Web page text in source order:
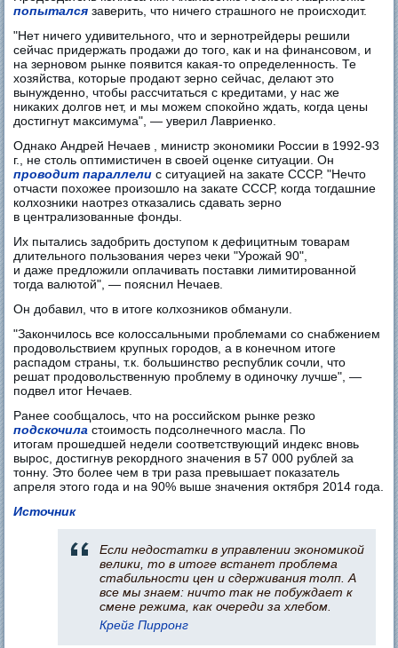
попытался заверить, что ничего страшного не происходит.
"Нет ничего удивительного, что и зернотрейдеры решили
сейчас придержать продажи до того, как и на финансовом, и
на зерновом рынке появится какая-то определенность. Те
хозяйства, которые продают зерно сейчас, делают это
вынужденно, чтобы рассчитаться с кредитами, у нас же
никаких долгов нет, и мы можем спокойно ждать, когда цены
достигнут максимума", — уверил Лавриенко.
Однако Андрей Нечаев , министр экономики России в 1992-93
г., не столь оптимистичен в своей оценке ситуации. Он
проводит параллели с ситуацией на закате СССР. "Нечто
отчасти похожее произошло на закате СССР, когда тогдашние
колхозники наотрез отказались сдавать зерно
в централизованные фонды.
Их пытались задобрить доступом к дефицитным товарам
длительного пользования через чеки "Урожай 90",
и даже предложили оплачивать поставки лимитированной
тогда валютой", — пояснил Нечаев.
Он добавил, что в итоге колхозников обманули.
"Закончилось все колоссальными проблемами со снабжением
продовольствием крупных городов, а в конечном итоге
распадом страны, т.к. большинство республик сочли, что
решат продовольственную проблему в одиночку лучше", —
подвел итог Нечаев.
Ранее сообщалось, что на российском рынке резко
подскочила стоимость подсолнечного масла. По
итогам прошедшей недели соответствующий индекс вновь
вырос, достигнув рекордного значения в 57 000 рублей за
тонну. Это более чем в три раза превышает показатель
апреля этого года и на 90% выше значения октября 2014 года.
Источник
Если недостатки в управлении экономикой
велики, то в итоге встанет проблема
стабильности цен и сдерживания толп. А
все мы знаем: ничто так не побуждает к
смене режима, как очереди за хлебом.
Крейг Пирронг